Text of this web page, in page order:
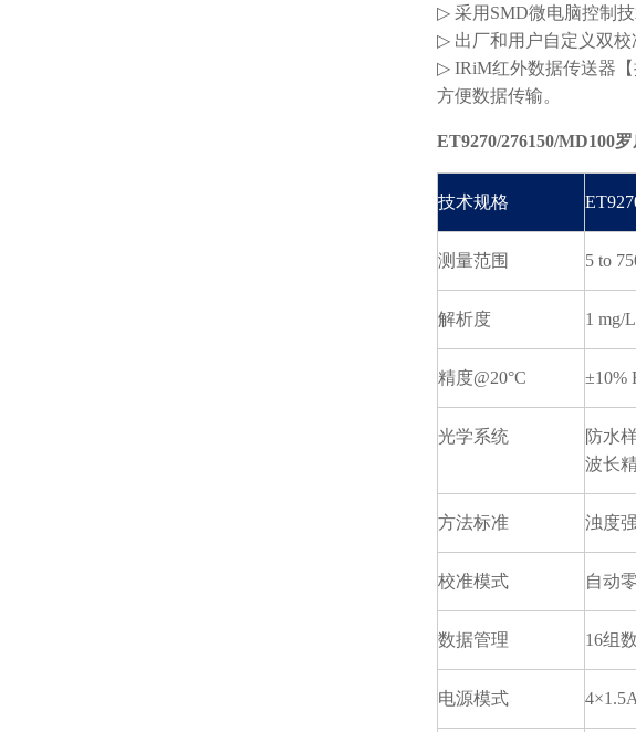
▷ 采用SMD微电脑控制
▷ 出厂和用户自定义双
▷ IRiM红外数据传送器
方便数据传输。
ET9270/276150/MD100
技术规格
测量范围 5 to
解析度 1 mg/L
精度@20°C ±10%
光学系统 防水
波长
方法标准 浊度
校准模式 自动
数据管理 16组
电源模式